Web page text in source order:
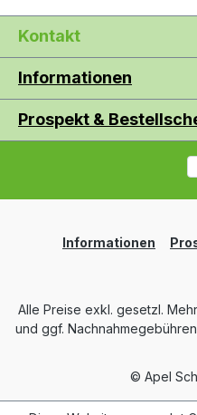
Kontakt
Informationen
Prospekt &
Informationen
Alle Preise exkl. gesetzl.
und ggf.
© Apel